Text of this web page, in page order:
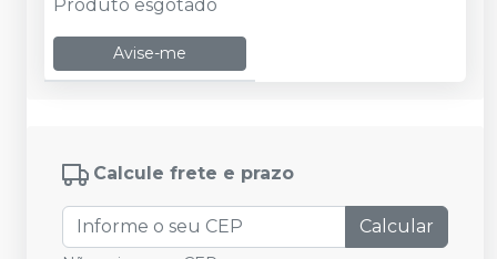
Produto esgotado
Avise-me
Calcule frete e prazo
Calcular